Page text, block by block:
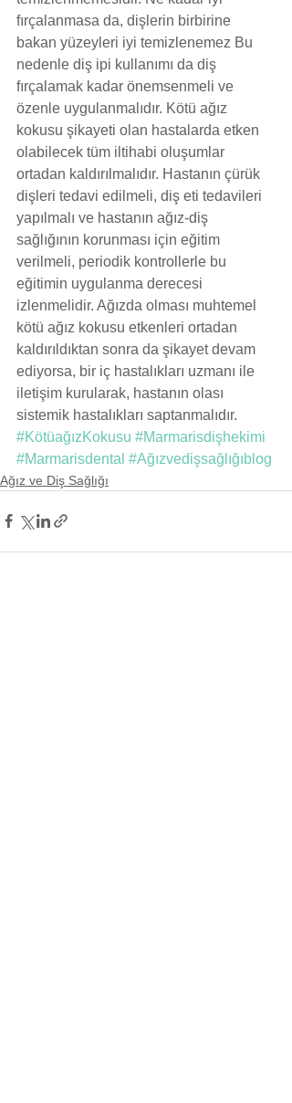
fırçalanmasa da, dişlerin birbirine
bakan yüzeyleri iyi temizlenemez Bu
nedenle diş ipi kullanımı da diş
fırçalamak kadar önemsenmeli ve
özenle uygulanmalıdır. Kötü ağız
kokusu şikayeti olan hastalarda etken
olabilecek tüm iltihabi oluşumlar
ortadan kaldırılmalıdır. Hastanın çürük
dişleri tedavi edilmeli, diş eti tedavileri
yapılmalı ve hastanın ağız-diş
sağlığının korunması için eğitim
verilmeli, periodik kontrollerle bu
eğitimin uygulanma derecesi
izlenmelidir. Ağızda olması muhtemel
kötü ağız kokusu etkenleri ortadan
kaldırıldıktan sonra da şikayet devam
ediyorsa, bir iç hastalıkları uzmanı ile
iletişim kurularak, hastanın olası
sistemik hastalıkları saptanmalıdır.
#KötüağızKokusu #Marmarisdişhekimi
#Marmarisdental #Ağızvedişsağlığıblog
Ağız ve Diş Sağlığı